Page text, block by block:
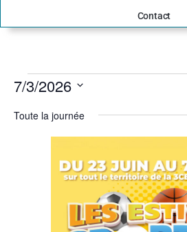
Contact
7/3/2026
une
date.
Toute la journée